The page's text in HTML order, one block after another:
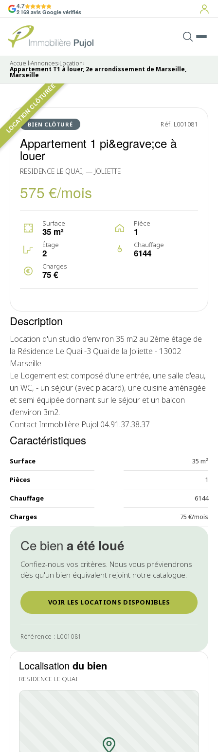
4.7
2 169 avis Google vérifiés
Accueil›Annonces›Location›
Appartement T1 à louer, 2e arrondissement de Marseille,
Marseille
LOCATION CLÔTURÉE
BIEN CLÔTURÉ Réf. L001081
Appartement 1 pi&egrave;ce à
louer
RESIDENCE LE QUAI, — JOLIETTE
575 €/mois
Surface
35 m²
Pièce
1
Étage
2
Chauffage
6144
Charges
75 €
Ce bien a été loué
Confiez-nous vos critères. Nous vous préviendrons
dès qu'un bien équivalent rejoint notre catalogue.
VOIR LES LOCATIONS DISPONIBLES
Référence : L001081
Localisation du bien
RESIDENCE LE QUAI
Pas de photo disponible
LOUÉ
Description
Location d'un studio d'environ 35 m2 au 2ème étage de
la Résidence Le Quai -3 Quai de la Joliette - 13002
Marseille
Le Logement est composé d'une entrée, une salle d'eau,
un WC, - un séjour (avec placard), une cuisine aménagée
et semi équipée donnant sur le séjour et un balcon
d'environ 3m2.
Contact Immobilière Pujol 04.91.37.38.37
Caractéristiques
Surface 35 m²
Pièces 1
Chauffage 6144
Charges 75 €/mois